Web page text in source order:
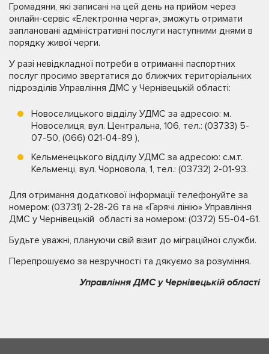
Громадяни, які записані на цей день на прийом через
онлайн-сервіс «Електронна черга», зможуть отримати
заплановані адміністративні послуги наступними днями в
порядку живої черги.
У разі невідкладної потреби в отриманні паспортних
послуг просимо звертатися до ближчих територіальних
підрозділів Управління ДМС у Чернівецькій області:
Новоселицького відділу УДМС за адресою: м.
Новоселиця, вул. Центральна, 106, тел.: (03733) 5-
07-50, (066) 021-04-89 ),
Кельменецького відділу УДМС за адресою: с.м.т.
Кельменці, вул. Чорновола, 1, тел.: (03732) 2-01-93.
Для отримання додаткової інформації телефонуйте за
номером: (03731) 2-28-26 та на «Гарячі лінію» Управління
ДМС у Чернівецькій області за номером: (0372) 55-04-61.
Будьте уважні, плануючи свій візит до міграційної служби.
Перепрошуємо за незручності та дякуємо за розуміння.
Управління ДМС у Чернівецькій області